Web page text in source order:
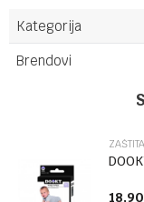
Kategorija
Brendovi
18,90